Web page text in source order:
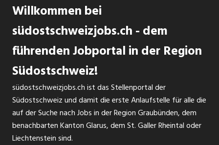
Willkommen bei
südostschweizjobs.ch - dem
führenden Jobportal in der Region
Südostschweiz!
südostschweizjobs.ch ist das Stellenportal der
Südostschweiz und damit die erste Anlaufstelle für alle die
auf der Suche nach Jobs in der Region Graubünden, dem
benachbarten Kanton Glarus, dem St. Galler Rheintal oder
Liechtenstein sind.